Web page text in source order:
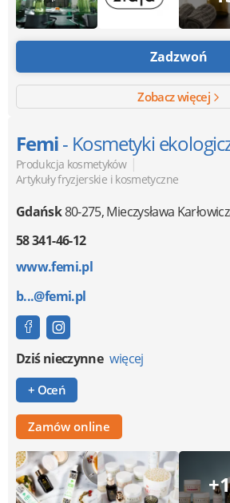
Zadzwoń
Zobacz więcej
Femi- Kosmetyki
Produkcja kosmetyków |
Artykuły fryzjerskie i kosmetyczne
Gdańsk80-275,Mieczysława
58 341-46-12
www.femi.pl
b...@femi.pl
Dziś nieczynne więcej
+ Oceń
Zamów online
+1